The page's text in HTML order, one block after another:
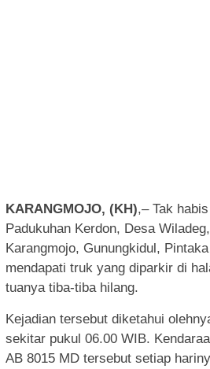
KARANGMOJO, (KH),– Tak
Padukuhan Kerdon, Desa
Karangmojo, Gunungkidul,
mendapati truk yang diparkir di
tuanya tiba-tiba hilang.
Kejadian tersebut diketahui
sekitar pukul 06.00 WIB.
AB 8015 MD tersebut setiap